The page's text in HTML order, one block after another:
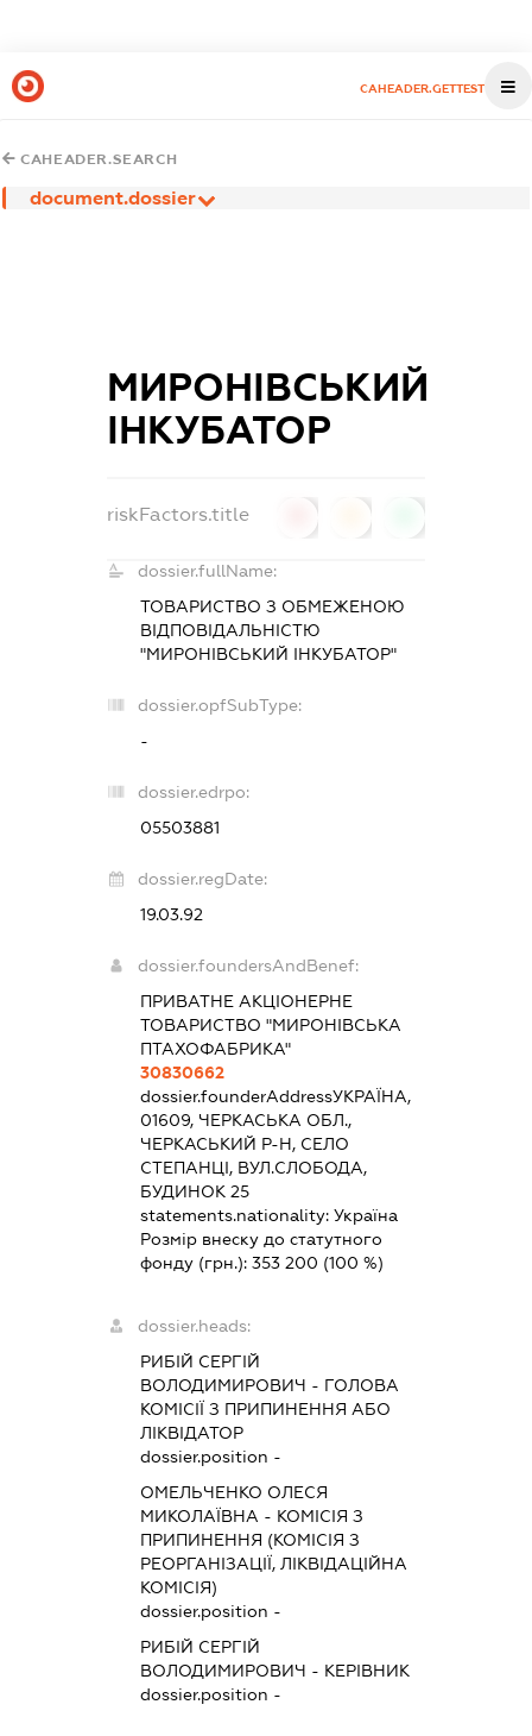
CAHEADER.GETTEST
CAHEADER.SEARCH
document.dossier
МИРОНІВСЬКИЙ
ІНКУБАТОР
riskFactors.title
dossier.fullName:
ТОВАРИСТВО З ОБМЕЖЕНОЮ
ВІДПОВІДАЛЬНІСТЮ
"МИРОНІВСЬКИЙ ІНКУБАТОР"
dossier.opfSubType:
-
dossier.edrpo:
05503881
dossier.regDate:
19.03.92
dossier.foundersAndBenef:
ПРИВАТНЕ АКЦІОНЕРНЕ
ТОВАРИСТВО "МИРОНІВСЬКА
ПТАХОФАБРИКА"
30830662
dossier.founderAddressУКРАЇНА,
01609, ЧЕРКАСЬКА ОБЛ.,
ЧЕРКАСЬКИЙ Р-Н, СЕЛО
СТЕПАНЦІ, ВУЛ.СЛОБОДА,
БУДИНОК 25
statements.nationality:Україна
Розмір внеску до статутного
фонду (грн.):353 200 (100 %)
dossier.heads:
РИБІЙ СЕРГІЙ
ВОЛОДИМИРОВИЧ - ГОЛОВА
КОМІСІЇ З ПРИПИНЕННЯ АБО
ЛІКВІДАТОР
dossier.position -
ОМЕЛЬЧЕНКО ОЛЕСЯ
МИКОЛАЇВНА - КОМІСІЯ З
ПРИПИНЕННЯ (КОМІСІЯ З
РЕОРГАНІЗАЦІЇ, ЛІКВІДАЦІЙНА
КОМІСІЯ)
dossier.position -
РИБІЙ СЕРГІЙ
ВОЛОДИМИРОВИЧ - КЕРІВНИК
dossier.position -